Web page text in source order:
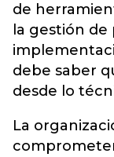
de
la gestión de
debe saber
desde lo
La